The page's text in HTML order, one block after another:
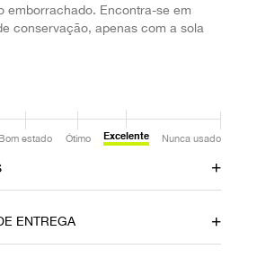
emborrachado. Encontra-se em
conservação, apenas com a sola
Bom estado Ótimo Excelente Nunca usado
Couro
ENTREGA